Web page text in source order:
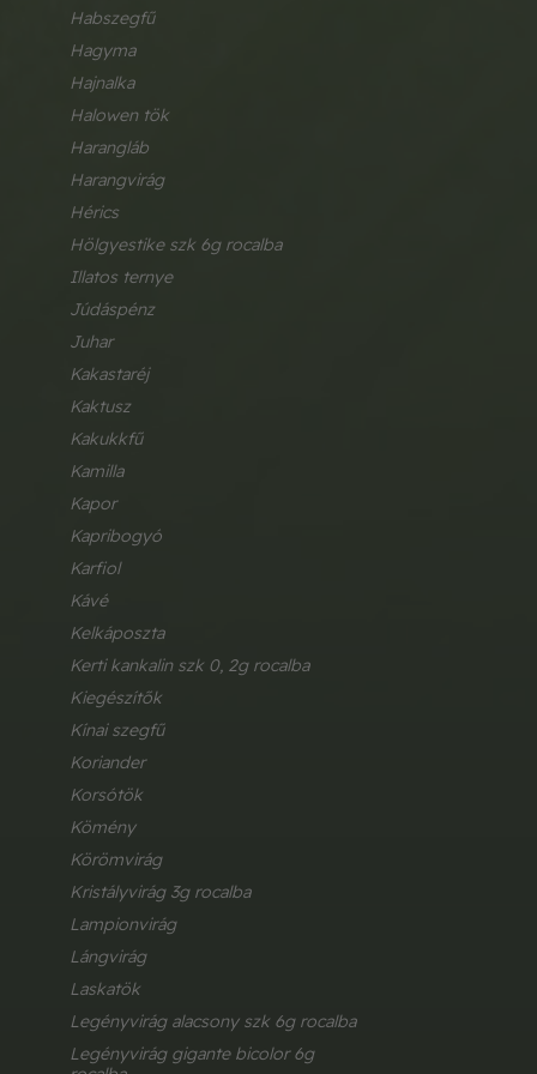
habszegfű
hagyma
hajnalka
halowen tök
harangláb
harangvirág
hérics
hölgyestike szk 6g rocalba
illatos ternye
júdáspénz
juhar
kakastaréj
kaktusz
kakukkfű
kamilla
kapor
kapribogyó
karfiol
kávé
kelkáposzta
kerti kankalin szk 0, 2g rocalba
kiegészítők
kínai szegfű
koriander
korsótök
kömény
körömvirág
kristályvirág 3g rocalba
lampionvirág
lángvirág
laskatök
legényvirág alacsony szk 6g rocalba
legényvirág gigante bicolor 6g